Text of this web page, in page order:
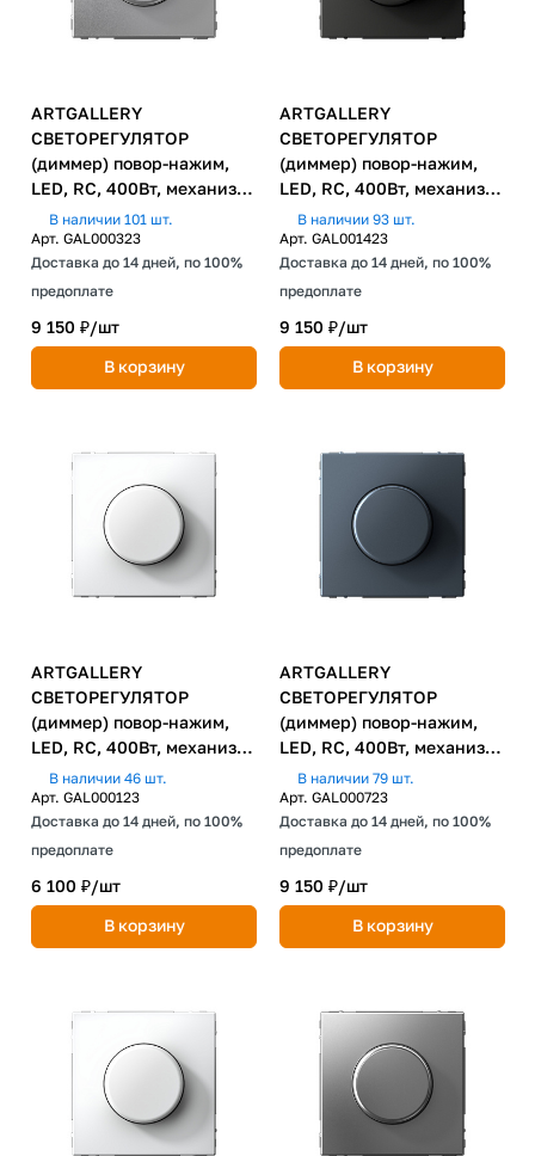
ARTGALLERY
СВЕТОРЕГУЛЯТОР
(диммер) повор-нажим,
LED, RC, 400Вт, механизм,
АЛЮМИНИЙ
В наличии 101 шт.
Арт. GAL000323
Доставка до 14 дней, по 100%
предоплате
9 150 ₽/шт
В корзину
ARTGALLERY
СВЕТОРЕГУЛЯТОР
(диммер) повор-нажим,
LED, RC, 400Вт, механизм,
БАЗАЛЬТ
В наличии 93 шт.
Арт. GAL001423
Доставка до 14 дней, по 100%
предоплате
9 150 ₽/шт
В корзину
ARTGALLERY
СВЕТОРЕГУЛЯТОР
(диммер) повор-нажим,
LED, RC, 400Вт, механизм,
БЕЛЫЙ
В наличии 46 шт.
Арт. GAL000123
Доставка до 14 дней, по 100%
предоплате
6 100 ₽/шт
В корзину
ARTGALLERY
СВЕТОРЕГУЛЯТОР
(диммер) повор-нажим,
LED, RC, 400Вт, механизм,
ГРИФЕЛЬ
В наличии 79 шт.
Арт. GAL000723
Доставка до 14 дней, по 100%
предоплате
9 150 ₽/шт
В корзину